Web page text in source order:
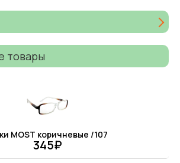
товары
MOST коричневые /107
345₽